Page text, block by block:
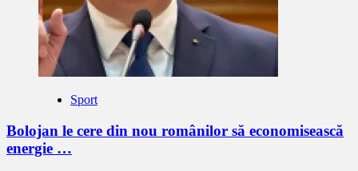
Sport
Bolojan le cere din nou românilor să economisească
energie …